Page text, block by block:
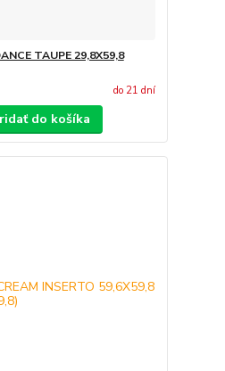
TAUPE 29,8X59,8
do 21 dní
do košíka